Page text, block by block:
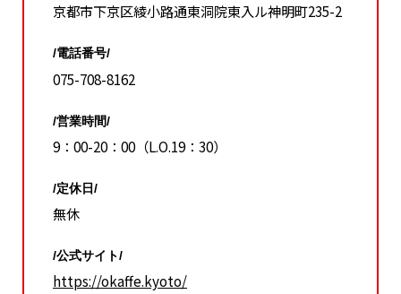
京都市下京区綾小路通東洞院東入ル神明町235-2
/電話番号/
075-708-8162
/営業時間/
9：00-20：00（L.O.19：30）
/定休日/
無休
/公式サイト/
https://okaffe.kyoto/